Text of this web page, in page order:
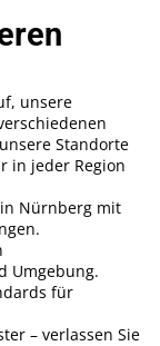
unsere
Standorte
in jeder Region
Nürnberg mit
Umgebung.
für
– verlassen Sie